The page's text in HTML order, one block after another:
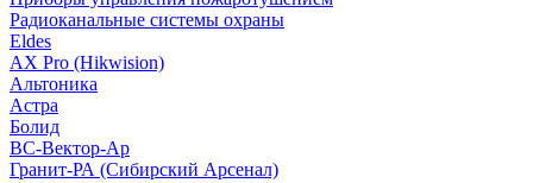
Радиоканальные системы охраны
Eldes
AX Pro (Hikwision)
Альтоника
Астра
Болид
ВС-Вектор-Ар
Гранит-РА (Сибирский Арсенал)